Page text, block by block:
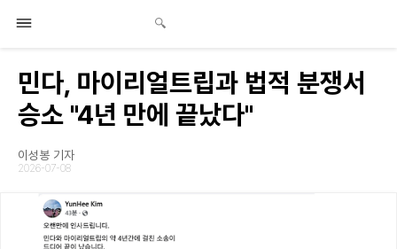
민다, 마이리얼트립과 법적 분쟁서
승소 "4년 만에 끝났다"
이성봉 기자
2026-07-08